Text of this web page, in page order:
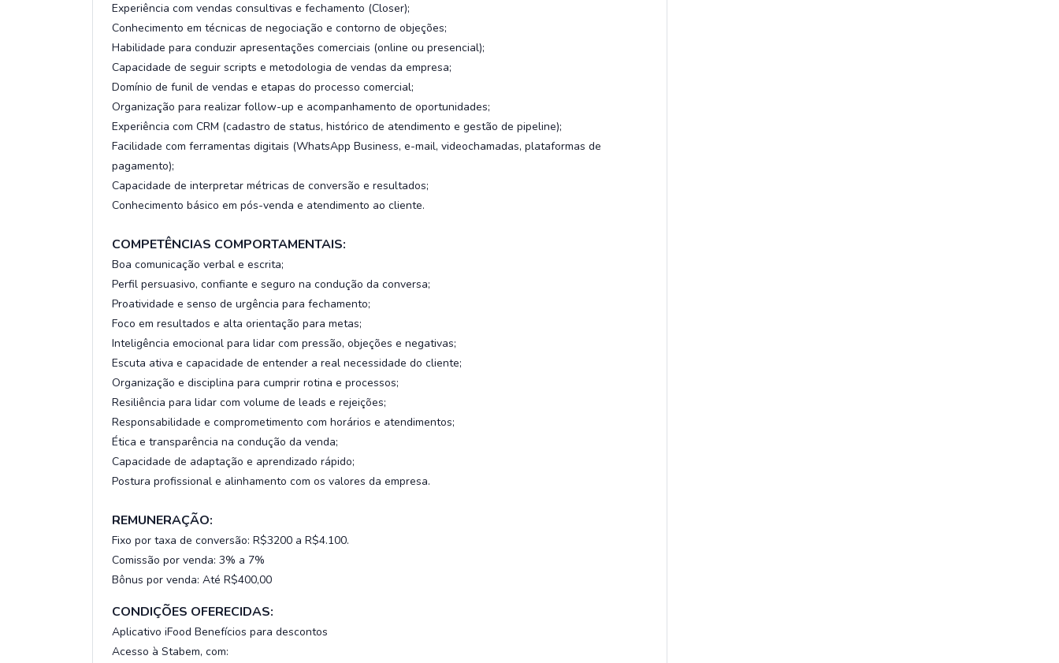
Experiência com vendas consultivas e fechamento (Closer);
Conhecimento em técnicas de negociação e contorno de objeções;
Habilidade para conduzir apresentações comerciais (online ou presencial);
Capacidade de seguir scripts e metodologia de vendas da empresa;
Domínio de funil de vendas e etapas do processo comercial;
Organização para realizar follow-up e acompanhamento de oportunidades;
Experiência com CRM (cadastro de status, histórico de atendimento e gestão de pipeline);
Facilidade com ferramentas digitais (WhatsApp Business, e-mail, videochamadas, plataformas de
pagamento);
Capacidade de interpretar métricas de conversão e resultados;
Conhecimento básico em pós-venda e atendimento ao cliente.
COMPETÊNCIAS COMPORTAMENTAIS:
Boa comunicação verbal e escrita;
Perfil persuasivo, confiante e seguro na condução da conversa;
Proatividade e senso de urgência para fechamento;
Foco em resultados e alta orientação para metas;
Inteligência emocional para lidar com pressão, objeções e negativas;
Escuta ativa e capacidade de entender a real necessidade do cliente;
Organização e disciplina para cumprir rotina e processos;
Resiliência para lidar com volume de leads e rejeições;
Responsabilidade e comprometimento com horários e atendimentos;
Ética e transparência na condução da venda;
Capacidade de adaptação e aprendizado rápido;
Postura profissional e alinhamento com os valores da empresa.
REMUNERAÇÃO:
Fixo por taxa de conversão: R$3200 a R$4.100.
Comissão por venda: 3% a 7%
Bônus por venda: Até R$400,00
CONDIÇÕES OFERECIDAS:
Aplicativo iFood Benefícios para descontos
Acesso à Stabem, com: